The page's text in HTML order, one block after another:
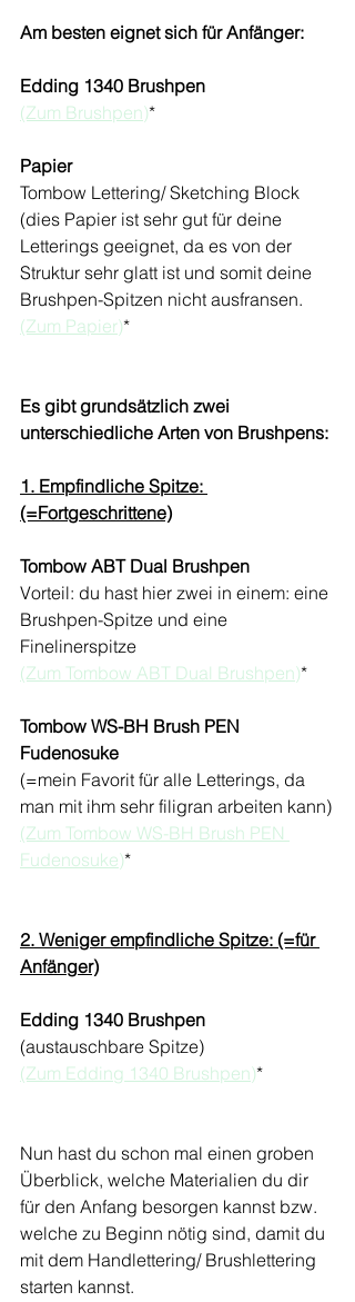
Am besten eignet sich für Anfänger:
Edding 1340 Brushpen
(Zum Brushpen)*
Papier
Tombow Lettering/ Sketching Block
(dies Papier ist sehr gut für deine
Letterings geeignet, da es von der
Struktur sehr glatt ist und somit deine
Brushpen-Spitzen nicht ausfransen.
(Zum Papier)*
Es gibt grundsätzlich zwei
unterschiedliche Arten von Brushpens:
1. Empfindliche Spitze:
(=Fortgeschrittene)
Tombow ABT Dual Brushpen
Vorteil: du hast hier zwei in einem: eine
Brushpen-Spitze und eine
Finelinerspitze
(Zum Tombow ABT Dual Brushpen)*
Tombow WS-BH Brush PEN
Fudenosuke
(=mein Favorit für alle Letterings, da
man mit ihm sehr filigran arbeiten kann)
(Zum Tombow WS-BH Brush PEN
Fudenosuke)*
2. Weniger empfindliche Spitze: (=für
Anfänger)
Edding 1340 Brushpen
(austauschbare Spitze)
(Zum Edding 1340 Brushpen)*
Nun hast du schon mal einen groben
Überblick, welche Materialien du dir
für den Anfang besorgen kannst bzw.
welche zu Beginn nötig sind, damit du
mit dem Handlettering/ Brushlettering
starten kannst.